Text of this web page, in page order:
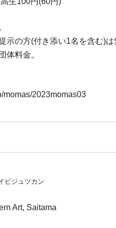
示の方(付き添い1名を含む)
体料金。
momas/2023momas03
ビジュツカン
Art, Saitama